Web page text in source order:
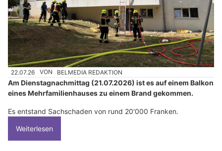
22.07.26 VON BELMEDIA REDAKTION
Am Dienstagnachmittag (21.07.2026) ist es auf einem Balkon
eines Mehrfamilienhauses zu einem Brand gekommen.
Es entstand Sachschaden von rund 20'000 Franken.
Weiterlesen